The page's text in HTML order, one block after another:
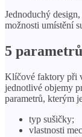
Jednoduchý
možnosti umístění
5
Klíčové faktory při
jednotlivé objemy
parametrů, kterým
typ sušičky;
vlastnosti